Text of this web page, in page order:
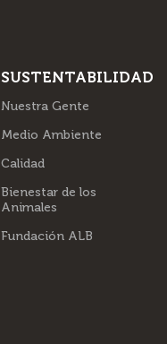
SUSTENTABILIDAD
Nuestra Gente
Medio Ambiente
Calidad
Bienestar de los
Animales
Fundación ALB